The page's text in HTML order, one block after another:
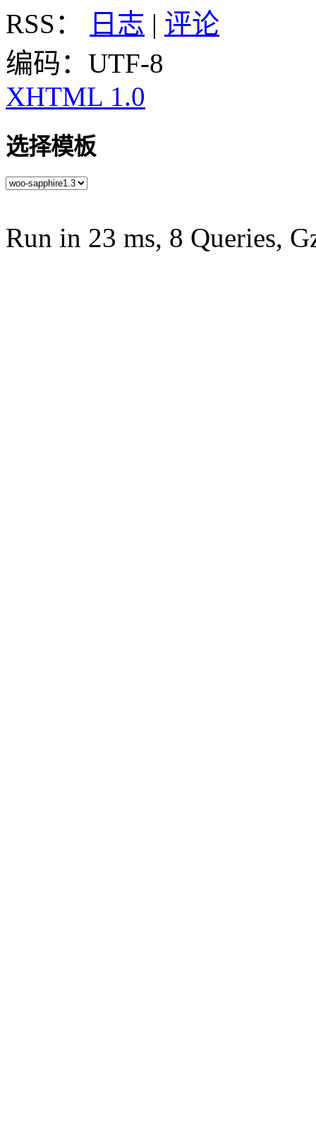
RSS：
日志 | 评论
编码：UTF-8
XHTML 1.0
选择模板
Run in 23 ms, 8 Queries,